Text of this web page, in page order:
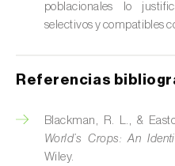
Cicadas ( Jacobiasca
titanus e Empoasca
comstocki)
Cochinilla de los
poblacionales lo
selectivos y compatibles
Referencias
Blackman, R. L., &
World’s Crops: An
Wiley.